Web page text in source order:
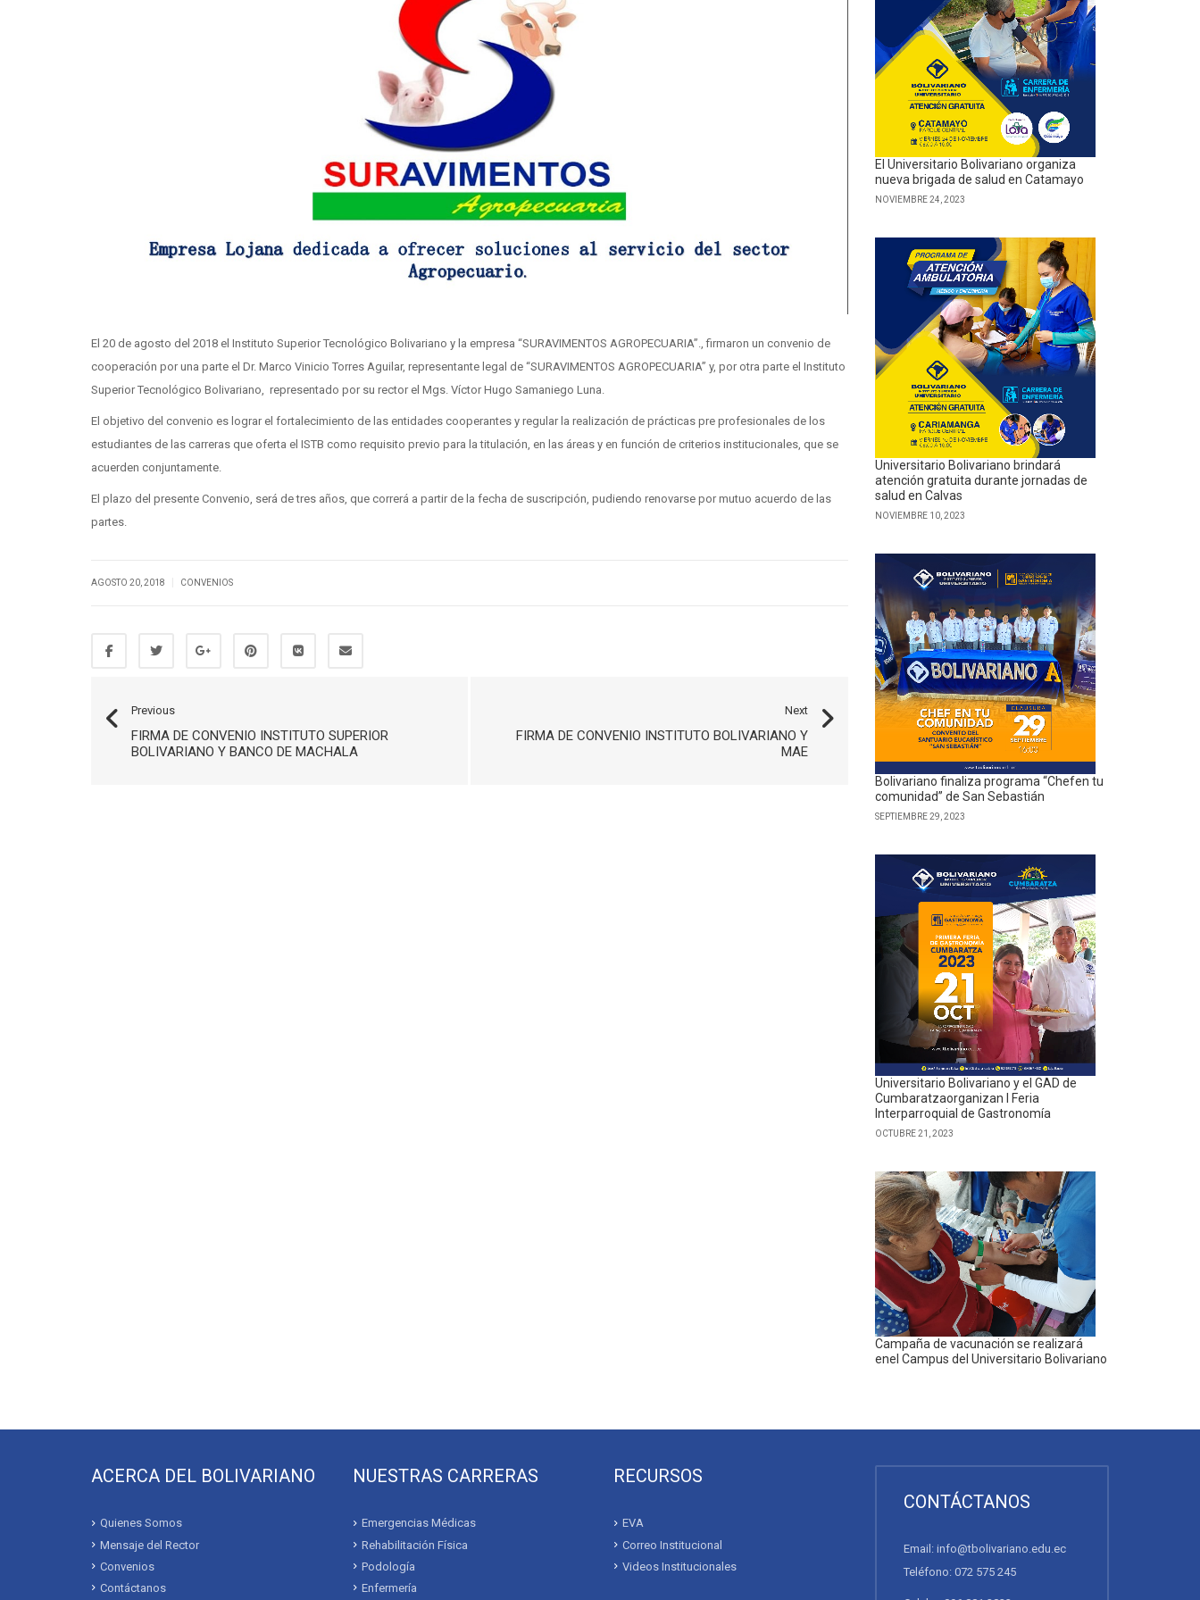
El 20 de agosto del 2018 el Instituto Superior Tecnológico Bolivariano y la empresa “SURAVIMENTOS AGROPECUARIA”., firmaron un convenio de
cooperación por una parte el Dr. Marco Vinicio Torres Aguilar, representante legal de “SURAVIMENTOS AGROPECUARIA” y, por otra parte el Instituto
Superior Tecnológico Bolivariano, representado por su rector el Mgs. Víctor Hugo Samaniego Luna.
El objetivo del convenio es lograr el fortalecimiento de las entidades cooperantes y regular la realización de prácticas pre profesionales de los
estudiantes de las carreras que oferta el ISTB como requisito previo para la titulación, en las áreas y en función de criterios institucionales, que se
acuerden conjuntamente.
El plazo del presente Convenio, será de tres años, que correrá a partir de la fecha de suscripción, pudiendo renovarse por mutuo acuerdo de las
partes.
AGOSTO 20, 2018 CONVENIOS
Previous
FIRMA DE CONVENIO INSTITUTO SUPERIOR
BOLIVARIANO Y BANCO DE MACHALA
Next
FIRMA DE CONVENIO INSTITUTO BOLIVARIANO Y
MAE
El Universitario Bolivariano organiza
nueva brigada de salud en Catamayo
NOVIEMBRE 24, 2023
Universitario Bolivariano brindará
atención gratuita durante jornadas de
salud en Calvas
NOVIEMBRE 10, 2023
Bolivariano finaliza programa “Chefen tu
comunidad” de San Sebastián
SEPTIEMBRE 29, 2023
Universitario Bolivariano y el GAD de
Cumbaratzaorganizan I Feria
Interparroquial de Gastronomía
OCTUBRE 21, 2023
Campaña de vacunación se realizará
enel Campus del Universitario Bolivariano
ACERCA DEL BOLIVARIANO
Quienes Somos
Mensaje del Rector
Convenios
Contáctanos
NUESTRAS CARRERAS
Emergencias Médicas
Rehabilitación Física
Podología
Enfermería
RECURSOS
EVA
Correo Institucional
Videos Institucionales
CONTÁCTANOS
Email: info@tbolivariano.edu.ec
Teléfono: 072 575 245